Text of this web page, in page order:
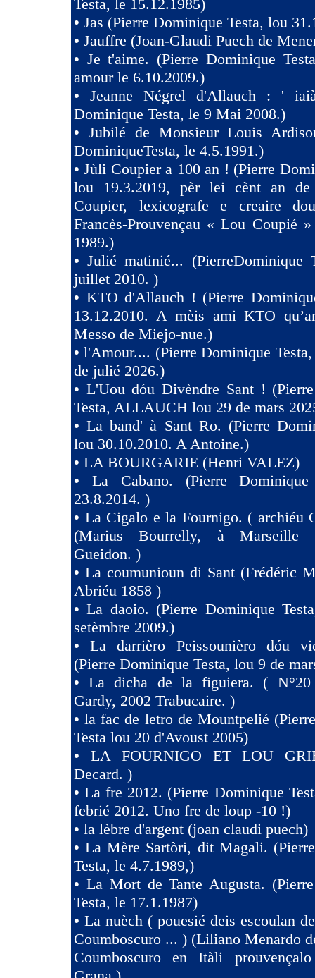
Testa, le 15.12.1985)
• Jas (Pierre Dominique Testa, lou
• Jauffre (Joan-Glaudi Puech de
• Je t'aime. (Pierre Dominique
amour le 6.10.2009.)
• Jeanne Négrel d'Allauch : '
Dominique Testa, le 9 Mai 2008.)
• Jubilé de Monsieur Louis
DominiqueTesta, le 4.5.1991.)
•Jùli Coupier a 100 an ! (Pierre
lou 19.3.2019, pèr lei cènt an de
Coupier, lexicografe e creaire
Francès-Prouvençau « Lou Coupié
1989.)
•Julié matinié... (PierreDominique
juillet 2010. )
• KTO d'Allauch ! (Pierre
13.12.2010. A mèis ami KTO
Messo de Miejo-nue.)
•l'Amour.... (Pierre Dominique
de julié 2026.)
• L'Uou dóu Divèndre Sant !
Testa, ALLAUCH lou 29 de mars
•La band' à Sant Ro. (Pierre
lou 30.10.2010. A Antoine.)
• LA BOURGARIE (Henri VALEZ)
• La Cabano. (Pierre
23.8.2014. )
• La Cigalo e la Fournigo. ( archiéu
(Marius Bourrelly, à Marseille
Gueidon. )
• La coumunioun di Sant (Frédéric
Abriéu 1858 )
•La daoio. (Pierre Dominique
setèmbre 2009.)
•La darrièro Peissounièro dóu
(Pierre Dominique Testa, lou 9 de
•La dicha de la figuiera. (
Gardy, 2002 Trabucaire. )
•la fac de letro de Mountpelié
Testa lou 20 d'Avoust 2005)
• LA FOURNIGO ET LOU
Decard. )
•La fre 2012. (Pierre Dominique
febrié 2012. Uno fre de loup -10 !)
• la lèbre d'argent (joan claudi puech)
•La Mère Sartòri, dit Magali.
Testa, le 4.7.1989,)
• La Mort de Tante Augusta.
Testa, le 17.1.1987)
• La nuèch ( pouesié deis escoulan
Coumboscuro ... ) (Liliano Menardo
Coumboscuro en Itàli